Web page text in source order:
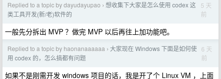
Replied to a topic by dayudayupao › 想收集下大家是怎么使用 codex 这
类工具开发(新/老)软件的
5 天
前
一般先分拆出 MVP ？做完 MVP 以后再往上加功能吧。
Replied to a topic by haonanaaaaaa › 大家现在 Windows 下面是如何使
用 codex 的，怎么搞都有问题
6 天
前
如果不是刚需开发 windows 项目的话，我是开了个 Linux VM ，上面